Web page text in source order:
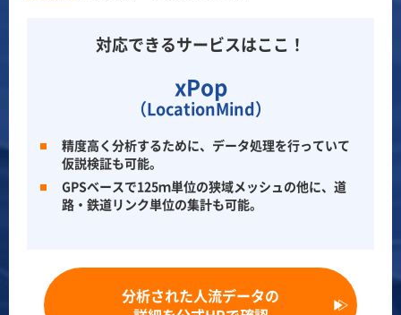
対応できるサービスはここ！
xPop
（LocationMind）
精度高く分析するために、データ処理を行っていて
仮説検証も可能。
GPSベースで125ｍ単位の狭域メッシュの他に、道
路・鉄道リンク単位の集計も可能。
分析された人流データの